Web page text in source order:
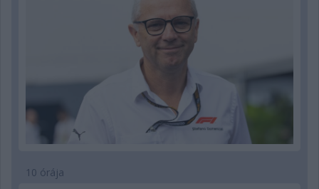
10 órája